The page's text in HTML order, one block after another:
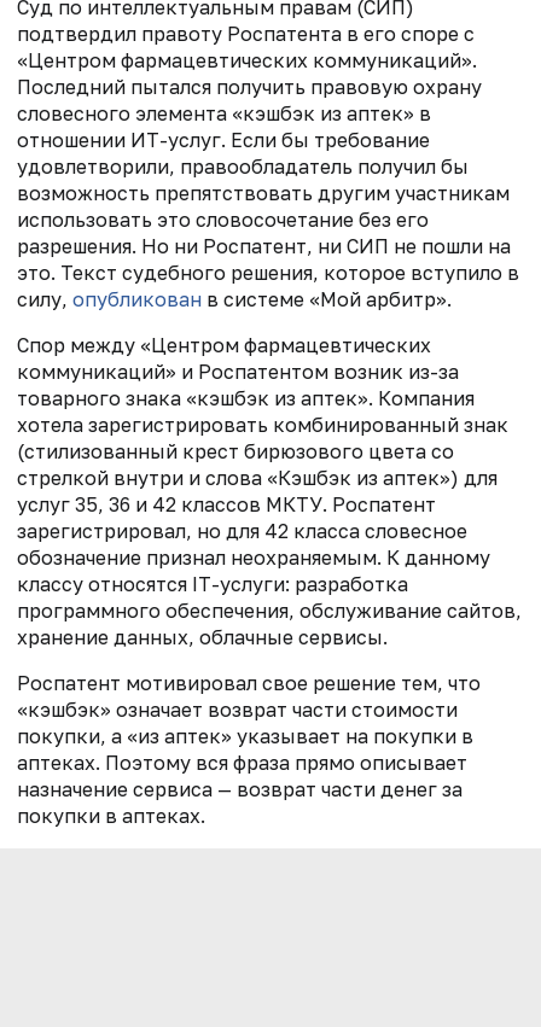
Суд по интеллектуальным правам (СИП)
подтвердил правоту Роспатента в его споре с
«Центром фармацевтических коммуникаций».
Последний пытался получить правовую охрану
словесного элемента «кэшбэк из аптек» в
отношении ИТ-услуг. Если бы требование
удовлетворили, правообладатель получил бы
возможность препятствовать другим участникам
использовать это словосочетание без его
разрешения. Но ни Роспатент, ни СИП не пошли на
это. Текст судебного решения, которое вступило в
силу, опубликован в системе «Мой арбитр».
Спор между «Центром фармацевтических
коммуникаций» и Роспатентом возник из-за
товарного знака «кэшбэк из аптек». Компания
хотела зарегистрировать комбинированный знак
(стилизованный крест бирюзового цвета со
стрелкой внутри и слова «Кэшбэк из аптек») для
услуг 35, 36 и 42 классов МКТУ. Роспатент
зарегистрировал, но для 42 класса словесное
обозначение признал неохраняемым. К данному
классу относятся IT-услуги: разработка
программного обеспечения, обслуживание сайтов,
хранение данных, облачные сервисы.
Роспатент мотивировал свое решение тем, что
«кэшбэк» означает возврат части стоимости
покупки, а «из аптек» указывает на покупки в
аптеках. Поэтому вся фраза прямо описывает
назначение сервиса — возврат части денег за
покупки в аптеках.